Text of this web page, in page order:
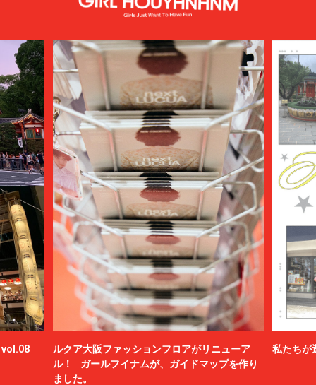
vol.08
ルクア大阪ファッションフロアがリニューア
ル！ ガールフイナムが、ガイドマップを作り
ました。
私たちが